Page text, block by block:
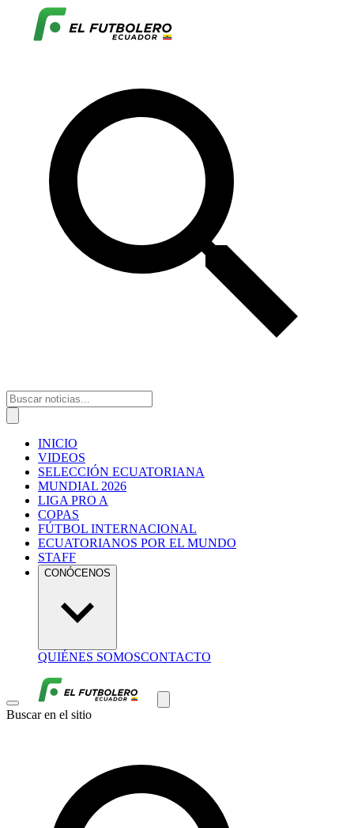
INICIO
VIDEOS
SELECCIÓN ECUATORIANA
MUNDIAL 2026
LIGA PRO A
COPAS
FÚTBOL INTERNACIONAL
ECUATORIANOS POR EL MUNDO
STAFF
CONÓCENOS
QUIÉNES SOMOSCONTACTO
Buscar en el sitio